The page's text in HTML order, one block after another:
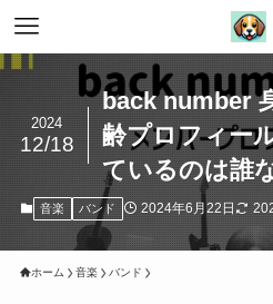
back number
齢プロフィー
ているのは誰
2024
12/18
音楽 バンド 2024年6月22日
ホーム 音楽 バンド